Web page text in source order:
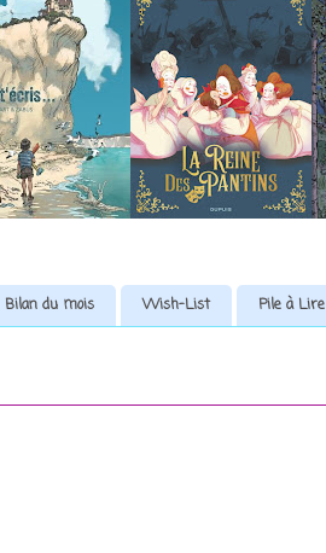
Bilan du mois Wish-List Pile à Lire